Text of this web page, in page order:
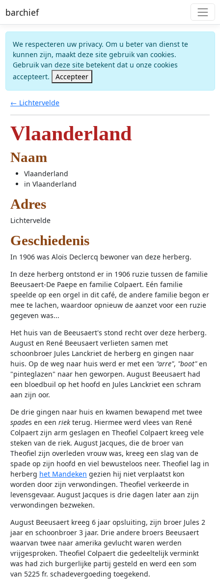
barchief
We respecteren uw privacy. Om u beter van dienst te
kunnen zijn, maakt deze site gebruik van cookies.
Gebruik van deze site betekent dat u onze cookies
accepteert.
Accepteer
← Lichtervelde
Vlaanderland
Naam
Vlaanderland
in Vlaanderland
Adres
Lichtervelde
Geschiedenis
In 1906 was Aloïs Declercq bewoner van deze herberg.
In deze herberg ontstond er in 1906 ruzie tussen de familie
Beeusaert-De Paepe en familie Colpaert. Eén familie
speelde op een orgel in dit café, de andere familie begon er
mee te lachen, waardoor opnieuw de aanzet voor een ruzie
gegeven was...
Het huis van de Beeusaert's stond recht over deze herberg.
August en René Beeusaert verlieten samen met
schoonbroer Jules Lanckriet de herberg en gingen naar
huis. Op de weg naar huis werd er met een "arre", "boot"en
"pinteglazen" naar hen geworpen. August Beeusaert had
een bloedbuil op het hoofd en Jules Lanckriet een schram
aan zijn oor.
De drie gingen naar huis en kwamen bewapend met twee
spades en een riek terug. Hiermee werd vlees van René
Colpaert zijn arm geslagen en Theofiel Colpaert kreeg vele
steken van de riek. August Jacques, die de broer van
Theofiel zijn overleden vrouw was, kreeg een slag van de
spade op zijn hoofd en viel bewusteloos neer. Theofiel lag in
herberg het Mandeken gezien hij niet verplaatst kon
worden door zijn verwondingen. Theofiel verkeerde in
levensgevaar. August Jacques is drie dagen later aan zijn
verwondingen bezweken.
August Beeusaert kreeg 6 jaar opsluiting, zijn broer Jules 2
jaar en schoonbroer 3 jaar. Drie andere broers Beeusaert
waarvan twee naar amerika gevlucht waren werden
vrijgesproken. Theofiel Colpaert die gedeeltelijk verminkt
was had zich burgerlijke partij gesteld en werd een som
van 5225 fr. schadevergoeding toegekend.